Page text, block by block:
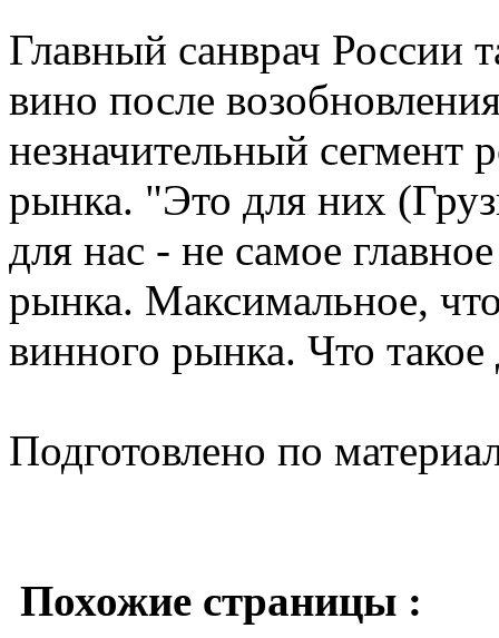
Главный санврач России
вино после
незначительный сегмент
рынка. "Это для них
для нас - не самое
рынка. Максимальное,
винного рынка. Что
Подготовлено по
Похожие страницы :